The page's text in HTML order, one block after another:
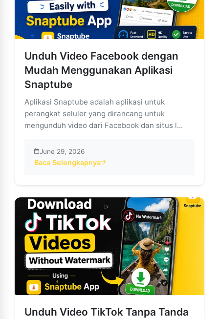
Unduh Video Facebook dengan
Mudah Menggunakan Aplikasi
Snaptube
Aplikasi Snaptube adalah aplikasi untuk
perangkat seluler yang dirancang untuk
mengunduh video dari Facebook dan situs l...
June 29, 2026
Baca Selengkapnya
about Unduh Video Facebook dengan Mudah
Unduh Video TikTok Tanpa Tanda